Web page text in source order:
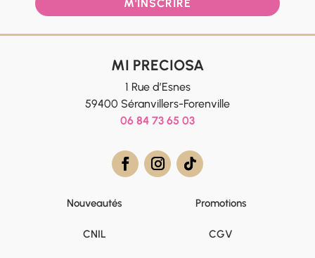
M'INSCRIRE
MI PRECIOSA
1 Rue d’Esnes
59400 Séranvillers-Forenville
06 84 73 65 03
Nouveautés Promotions
CNIL CGV